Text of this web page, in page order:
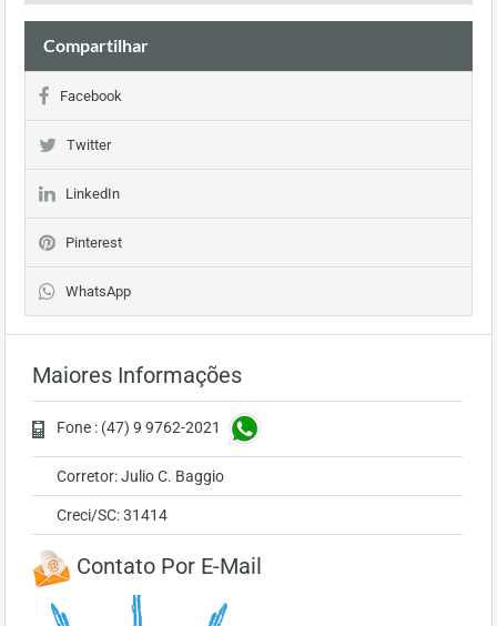
Compartilhar
Facebook
Twitter
LinkedIn
Pinterest
WhatsApp
Maiores Informações
Fone : (47) 9 9762-2021
Corretor: Julio C. Baggio
Creci/SC: 31414
Contato Por E-Mail